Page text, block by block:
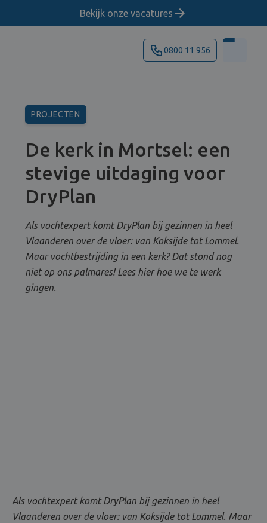
Bekijk onze vacatures
0800 11 956
PROJECTEN
De kerk in Mortsel: een
stevige uitdaging voor
DryPlan
Als vochtexpert komt DryPlan bij gezinnen in heel
Vlaanderen over de vloer: van Koksijde tot Lommel.
Maar vochtbestrijding in een kerk? Dat stond nog
niet op ons palmares! Lees hier hoe we te werk
gingen.
Als vochtexpert komt DryPlan bij gezinnen in heel
Vlaanderen over de vloer: van Koksijde tot Lommel. Maar